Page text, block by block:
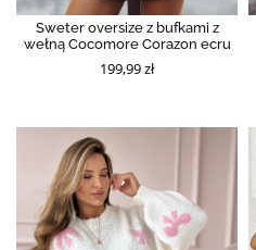
Sweter oversize z bufkami z
wełną Cocomore Corazon ecru
199,99 zł